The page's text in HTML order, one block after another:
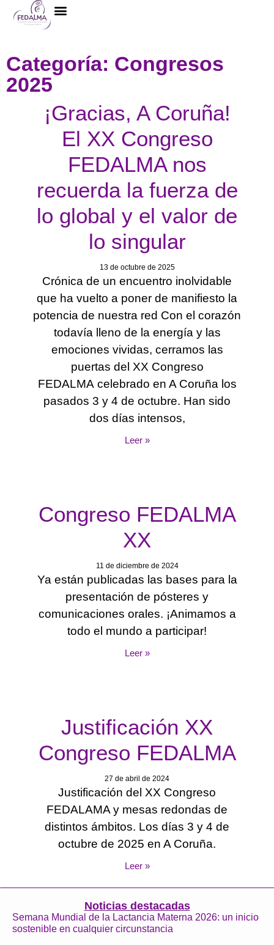
Categoría: Congresos
2025
¡Gracias, A Coruña!
El XX Congreso
FEDALMA nos
recuerda la fuerza de
lo global y el valor de
lo singular
13 de octubre de 2025
Crónica de un encuentro inolvidable
que ha vuelto a poner de manifiesto la
potencia de nuestra red Con el corazón
todavía lleno de la energía y las
emociones vividas, cerramos las
puertas del XX Congreso
FEDALMA celebrado en A Coruña los
pasados 3 y 4 de octubre. Han sido
dos días intensos,
Leer »
Congreso FEDALMA
XX
11 de diciembre de 2024
Ya están publicadas las bases para la
presentación de pósteres y
comunicaciones orales. ¡Animamos a
todo el mundo a participar!
Leer »
Justificación XX
Congreso FEDALMA
27 de abril de 2024
Justificación del XX Congreso
FEDALAMA y mesas redondas de
distintos ámbitos. Los días 3 y 4 de
octubre de 2025 en A Coruña.
Leer »
Noticias destacadas
Semana Mundial de la Lactancia Materna 2026: un inicio
sostenible en cualquier circunstancia